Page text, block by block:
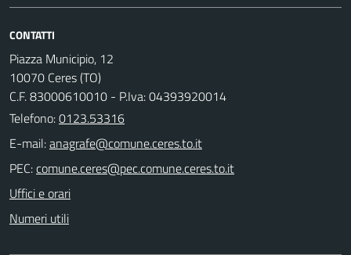
CONTATTI
Piazza Municipio, 12
10070 Ceres (TO)
C.F. 83000610010 - P.Iva: 04393920014
Telefono:0123.53316
E-mail:
PEC:
Uffici e orari
Numeri utili